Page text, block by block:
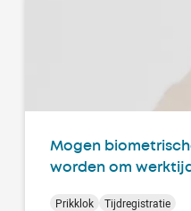
Mogen
worden om
Prikklok Tijdregistratie